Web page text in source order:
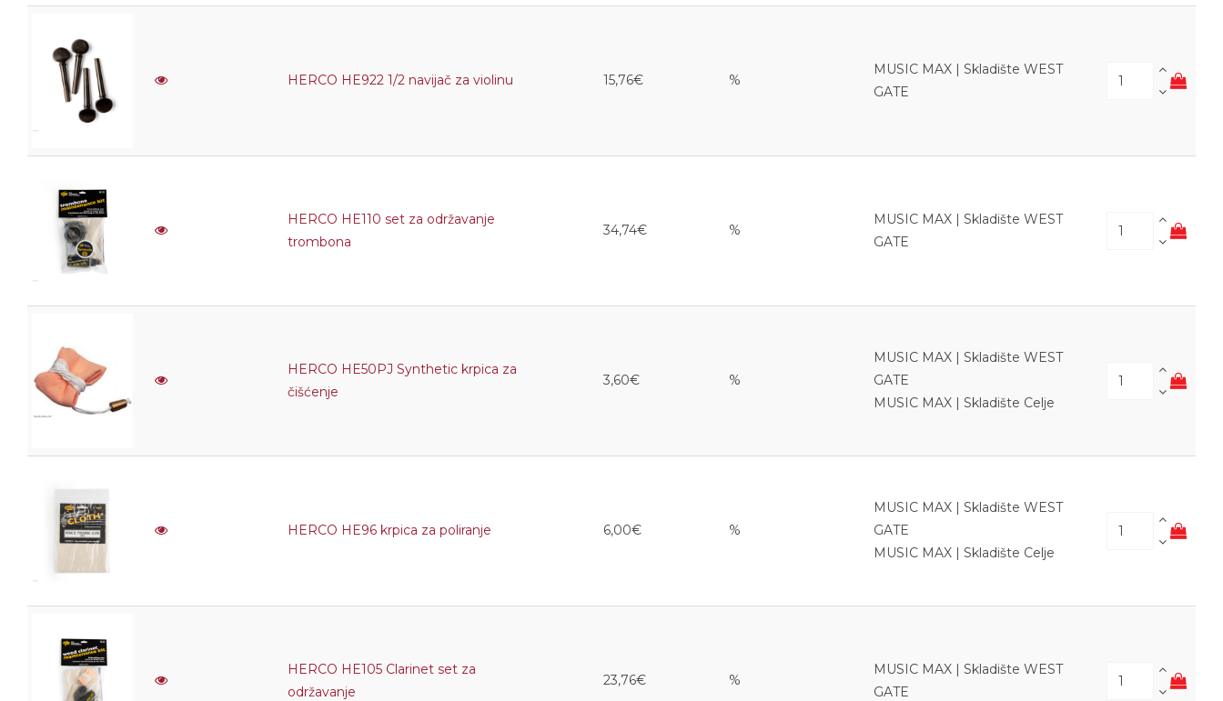
HERCO HE922 1/2 navijač za violinu 15,76€ %
MUSIC MAX | Skladište WEST
GATE
HERCO HE110 set za održavanje
trombona
34,74€ %
MUSIC MAX | Skladište WEST
GATE
HERCO HE50PJ Synthetic krpica za
čišćenje
3,60€ %
MUSIC MAX | Skladište WEST
GATE
MUSIC MAX | Skladište Celje
HERCO HE96 krpica za poliranje 6,00€ %
MUSIC MAX | Skladište WEST
GATE
MUSIC MAX | Skladište Celje
HERCO HE105 Clarinet set za
održavanje
23,76€ %
MUSIC MAX | Skladište WEST
GATE